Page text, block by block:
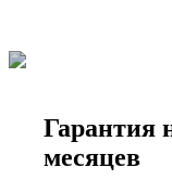
Гарантия
месяцев